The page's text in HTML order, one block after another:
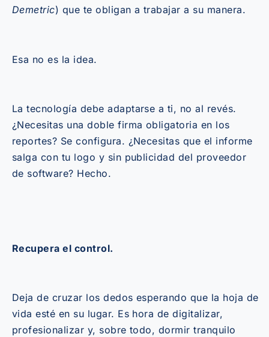
Demetric) que te obligan a trabajar a su manera.
Esa no es la idea.
La tecnología debe adaptarse a ti, no al revés.
¿Necesitas una doble firma obligatoria en los
reportes? Se configura. ¿Necesitas que el informe
salga con tu logo y sin publicidad del proveedor
de software? Hecho.
Recupera el control.
Deja de cruzar los dedos esperando que la hoja de
vida esté en su lugar. Es hora de digitalizar,
profesionalizar y, sobre todo, dormir tranquilo